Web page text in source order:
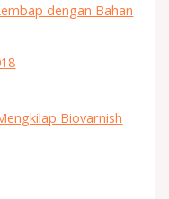
dengan Bahan
Biovarnish